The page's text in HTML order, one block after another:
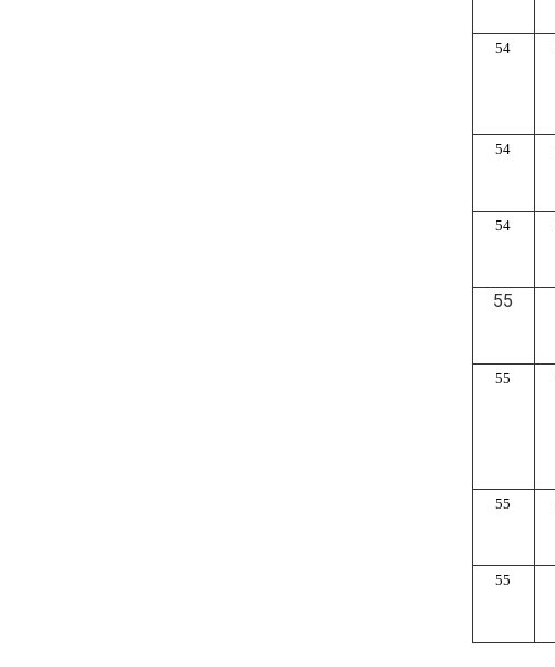
54
54
54
55
55
55
55